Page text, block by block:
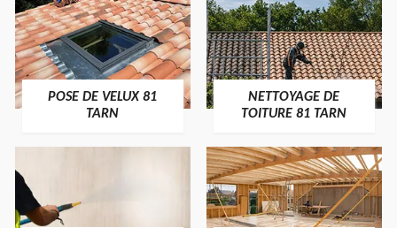
POSE DE VELUX 81
TARN
NETTOYAGE DE
TOITURE 81 TARN